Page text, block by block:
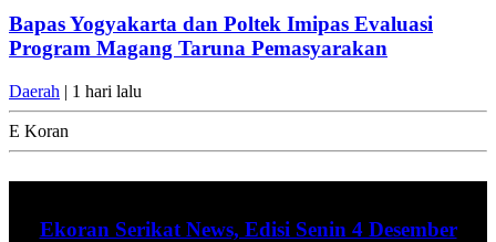
Bapas Yogyakarta dan Poltek Imipas Evaluasi
Program Magang Taruna Pemasyarakan
Daerah | 1 hari lalu
E Koran
Ekoran Serikat News, Edisi Senin 4 Desember